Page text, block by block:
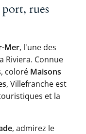
rues
Mer, l'une des
Riviera. Connue
, coloré Maisons
, Villefranche est
et la
, admirez le